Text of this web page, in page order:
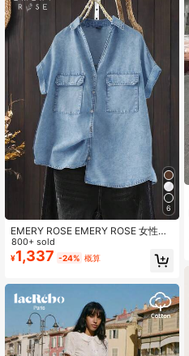
6
EMERY ROSE EMERY ROSE 女性用
コウモリ柄半袖シングルブレストカ
ジュアルポケットデニムシャツ
800+ sold
¥1,337 -24% 概算